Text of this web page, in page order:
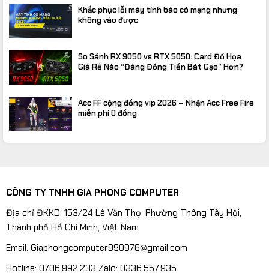
Khắc phục lỗi máy tính báo có mạng nhưng
không vào được
So Sánh RX 9050 vs RTX 5050: Card Đồ Họa
Giá Rẻ Nào “Đáng Đồng Tiền Bát Gạo” Hơn?
Acc FF cộng đồng vip 2026 – Nhận Acc Free Fire
miễn phí 0 đồng
CÔNG TY TNHH GIA PHONG COMPUTER
Địa chỉ ĐKKD: 153/24 Lê Văn Thọ, Phường Thông Tây Hội,
Thành phố Hồ Chí Minh, Việt Nam
Email: Giaphongcomputer990976@gmail.com
Hotline: 0706.992.233 Zalo: 0336.557.935